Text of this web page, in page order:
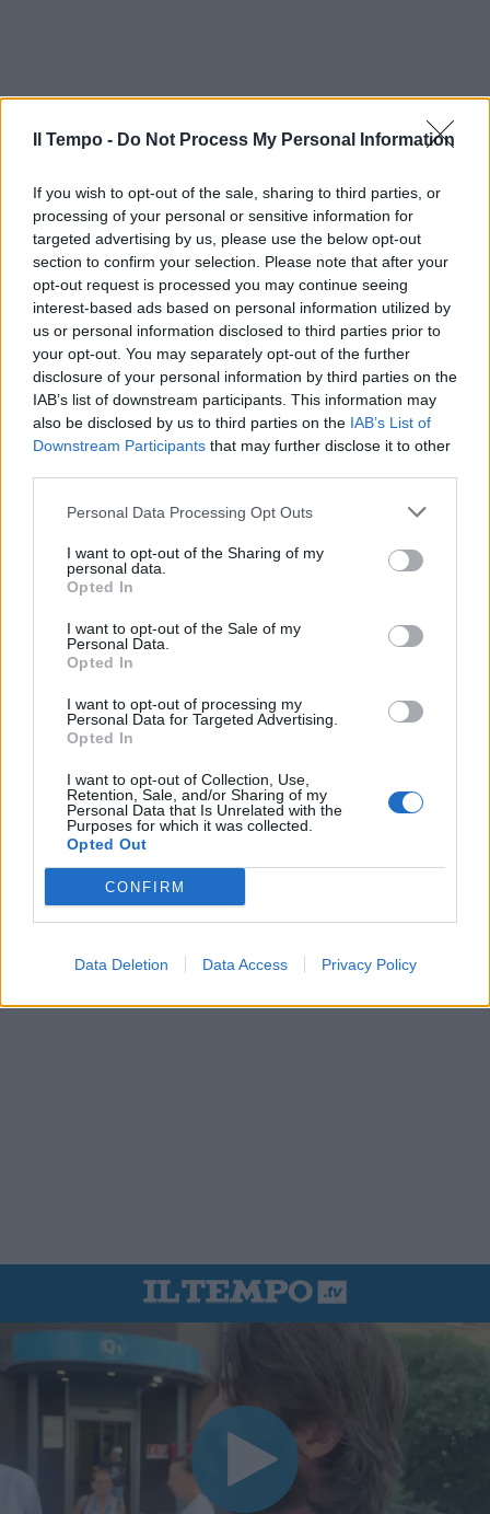
Il Tempo - Do Not Process My Personal Information
If you wish to opt-out of the sale, sharing to third parties, or
processing of your personal or sensitive information for
targeted advertising by us, please use the below opt-out
section to confirm your selection. Please note that after your
opt-out request is processed you may continue seeing
interest-based ads based on personal information utilized by
us or personal information disclosed to third parties prior to
your opt-out. You may separately opt-out of the further
disclosure of your personal information by third parties on the
IAB’s list of downstream participants. This information may
also be disclosed by us to third parties on the IAB’s List of
Downstream Participants that may further disclose it to other
Personal Data Processing Opt Outs
I want to opt-out of the Sharing of my
personal data.
Opted In
I want to opt-out of the Sale of my
Personal Data.
Opted In
I want to opt-out of processing my
Personal Data for Targeted Advertising.
Opted In
I want to opt-out of Collection, Use,
Retention, Sale, and/or Sharing of my
Personal Data that Is Unrelated with the
Purposes for which it was collected.
Opted Out
CONFIRM
Data Deletion Data Access Privacy Policy
In evidenza